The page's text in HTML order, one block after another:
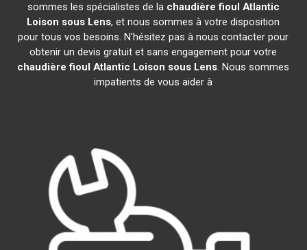
sommes les spécialistes de la chaudière fioul Atlantic
Loison sous Lens, et nous sommes à votre disposition
pour tous vos besoins. N'hésitez pas à nous contacter pour
obtenir un devis gratuit et sans engagement pour votre
chaudière fioul Atlantic Loison sous Lens. Nous sommes
impatients de vous aider à